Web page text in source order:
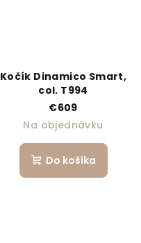
Kočík Dinamico Smart,
col. T994
€609
Na objednávku
Do košíka